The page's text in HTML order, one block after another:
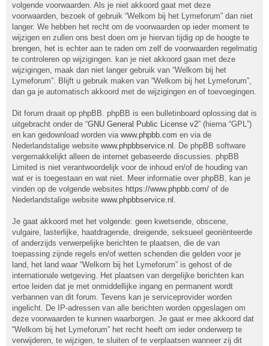
volgende voorwaarden. Als je niet akkoord gaat met deze
voorwaarden, bezoek of gebruik “Welkom bij het Lymeforum” dan niet
langer. We hebben het recht om de voorwaarden op ieder moment te
wijzigen en zullen ons best doen om je hiervan tijdig op de hoogte te
brengen, het is echter aan te raden om zelf de voorwaarden regelmatig
te controleren op wijzigingen. kan je niet akkoord gaan met deze
wijzigingen, maak dan niet langer gebruik van “Welkom bij het
Lymeforum”. Blijft u gebruik maken van “Welkom bij het Lymeforum”,
dan ga je automatisch akkoord met de wijzigingen en of toevoegingen.
Dit forum draait op phpBB. phpBB is een bulletinboard oplossing dat is
uitgebracht onder de “GNU General Public License v2” (hierna “GPL”)
en kan gedownload worden via www.phpbb.com en via de
Nederlandstalige website www.phpbbservice.nl . De phpBB software
vergemakkelijkt alleen de internet gebaseerde discussies. phpBB
Limited is niet verantwoordelijk voor de inhoud en/of de houding van
wat er is toegestaan en wat niet. Meer informatie over phpBB, kan je
vinden op de volgende websites https://www.phpbb.com/ of de
Nederlandstalige website www.phpbbservice.nl .
Je gaat akkoord met het volgende: geen kwetsende, obscene,
vulgaire, lasterlijke, haatdragende, dreigende, seksueel georiënteerde
of anderzijds verwerpelijke berichten te plaatsen, die de van
toepassing zijnde regels en/of wetten schenden die gelden voor je
land, het land waar “Welkom bij het Lymeforum” is gehost of de
internationale wetgeving. Het plaatsen van dergelijke berichten kan
ertoe leiden dat je met onmiddellijke ingang en permanent wordt
verbannen van dit forum. Tevens kan je serviceprovider worden
ingelicht. De IP-adressen van alle berichten worden opgeslagen om
deze voorwaarden te kunnen waarborgen. Je gaat er mee akkoord dat
“Welkom bij het Lymeforum” het recht heeft om ieder onderwerp te
verwijderen, te wijzigen, te sluiten of te verplaatsen wanneer zij dit